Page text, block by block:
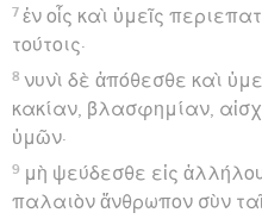
7 ἐν οἷς καὶ ὑμεῖς
τούτοις·
8 νυνὶ δὲ ἀπόθεσθε καὶ
κακίαν, βλασφημίαν,
ὑμῶν·
9 μὴ ψεύδεσθε εἰς
παλαιὸν ἄνθρωπον σὺν